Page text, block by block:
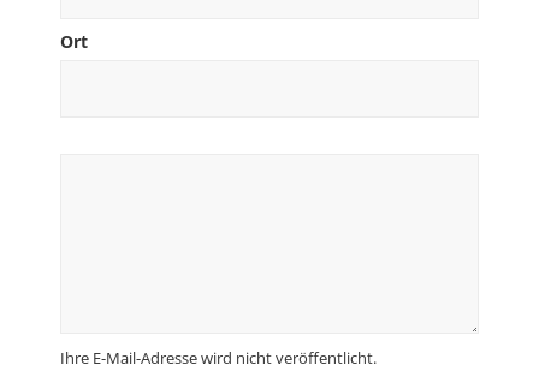
Ort
Ihre E-Mail-Adresse wird nicht veröffentlicht.